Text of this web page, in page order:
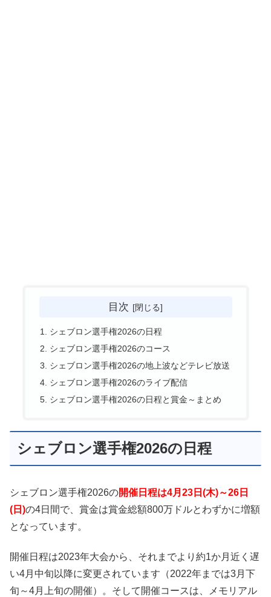
目次
シェブロン選手権2026の日程
シェブロン選手権2026のコース
シェブロン選手権2026の地上波などテレビ放送
シェブロン選手権2026のライブ配信
シェブロン選手権2026の日程と賞金～まとめ
シェブロン選手権2026の日程
シェブロン選手権2026の開催日程は4月23日(木)～26日
(日)の4日間で、賞金は賞金総額800万ドルとわずかに増額
となっています。
開催日程は2023年大会から、それまでより約1か月近く遅
い4月中旬以降に変更されています（2022年までは3月下
旬～4月上旬の開催）。そして開催コースは、メモリアル